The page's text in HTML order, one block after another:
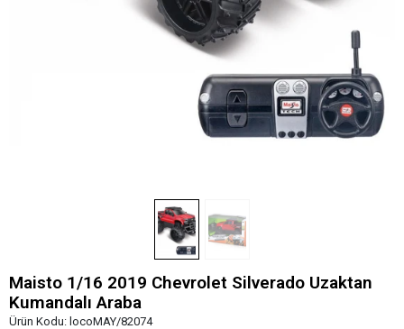
Maisto 1/16 2019 Chevrolet Silverado Uzaktan
Kumandalı Araba
Ürün Kodu: locoMAY/82074